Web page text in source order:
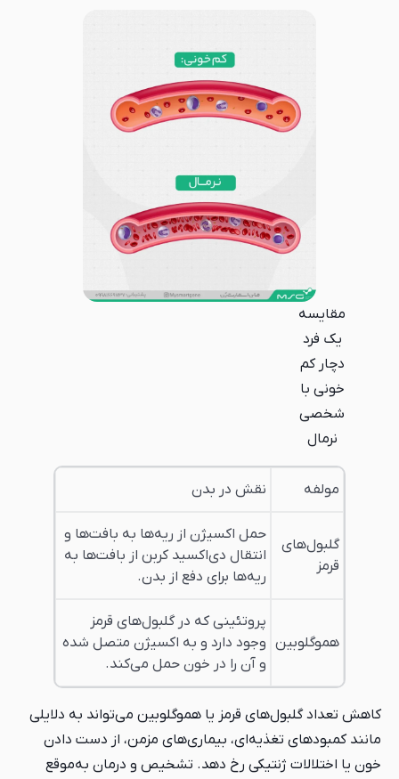
مقایسه
یک فرد
دچار کم
خونی با
شخصی
نرمال
مولفه نقش در بدن
گلبول‌های
قرمز
حمل اکسیژن از ریه‌ها به بافت‌ها و
انتقال دی‌اکسید کربن از بافت‌ها به
ریه‌ها برای دفع از بدن.
هموگلوبین
پروتئینی که در گلبول‌های قرمز
وجود دارد و به اکسیژن متصل شده
و آن را در خون حمل می‌کند.
کاهش تعداد گلبول‌های قرمز یا هموگلوبین می‌تواند به دلایلی
مانند کمبودهای تغذیه‌ای، بیماری‌های مزمن، از دست دادن
خون یا اختلالات ژنتیکی رخ دهد. تشخیص و درمان به‌موقع